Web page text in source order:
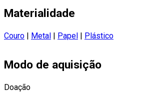
Materialidade
Couro Metal Papel Plástico
Modo de aquisição
Doação